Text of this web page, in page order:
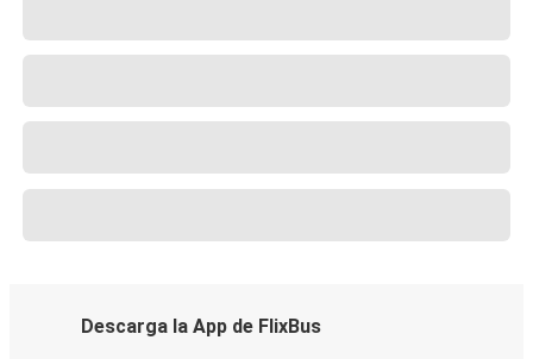
Descarga la App de FlixBus